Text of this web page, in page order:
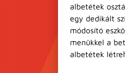
albetétek
egy dedikált
módosító
menükkel a
albetétek